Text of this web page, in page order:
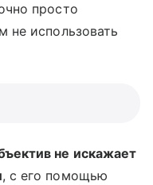
просто
не использовать
не искажает
, с его помощью